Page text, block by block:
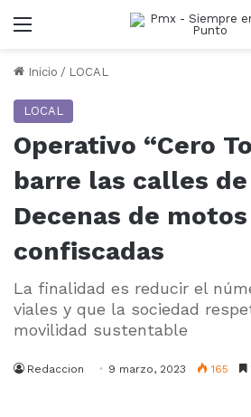
Menu
Inicio / LOCAL
LOCAL
Operativo “Cero
barre las calles
Decenas de motos
confiscadas
La finalidad es reducir el
viales y que la sociedad
movilidad sustentable
Redaccion 9 marzo, 2023 165